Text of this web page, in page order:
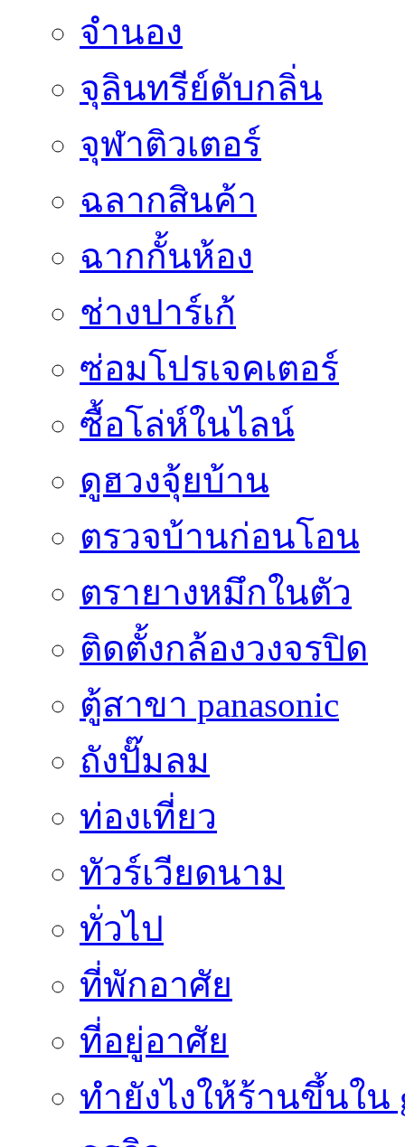
จำนอง
จุลินทรีย์ดับกลิ่น
จุฬาติวเตอร์
ฉลากสินค้า
ฉากกั้นห้อง
ช่างปาร์เก้
ซ่อมโปรเจคเตอร์
ซื้อโล่ห์ในไลน์
ดูฮวงจุ้ยบ้าน
ตรวจบ้านก่อนโอน
ตรายางหมึกในตัว
ติดตั้งกล้องวงจรปิด
ตู้สาขา panasonic
ถังปั๊มลม
ท่องเที่ยว
ทัวร์เวียดนาม
ทั่วไป
ที่พักอาศัย
ที่อยู่อาศัย
ทํายังไงให้ร้านขึ้นใน